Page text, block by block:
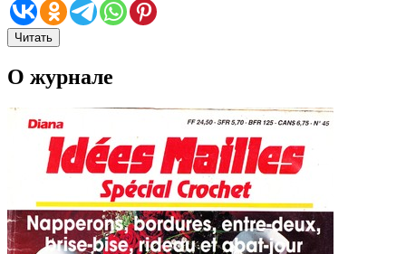
Читать
О журнале